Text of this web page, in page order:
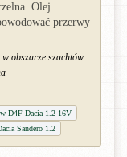
Olej
przerwy
obszarze szachtów
D4F Dacia 1.2 16V
Sandero 1.2